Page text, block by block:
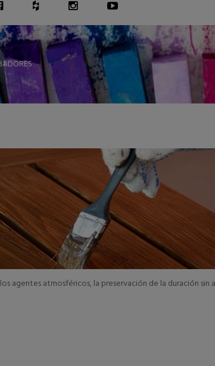
agentes atmosféricos, la preservación de la duración sin
AÑADIR A LA CESTA